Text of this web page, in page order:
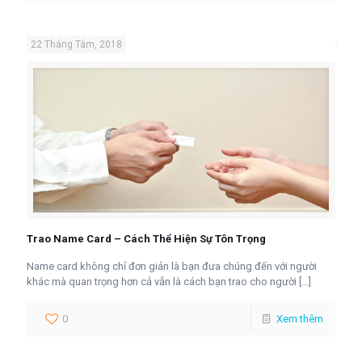
22 Tháng Tám, 2018
Trao Name Card – Cách Thể Hiện Sự Tôn Trọng
Name card không chỉ đơn giản là bạn đưa chúng đến với người
khác mà quan trọng hơn cả vẫn là cách bạn trao cho người […]
0 Xem thêm